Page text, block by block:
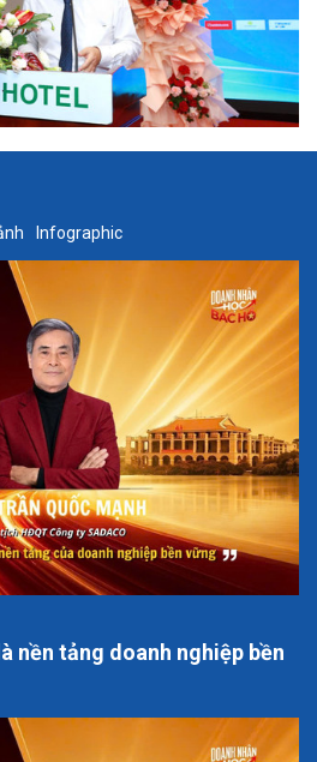
Infographic
nền tảng doanh nghiệp bền